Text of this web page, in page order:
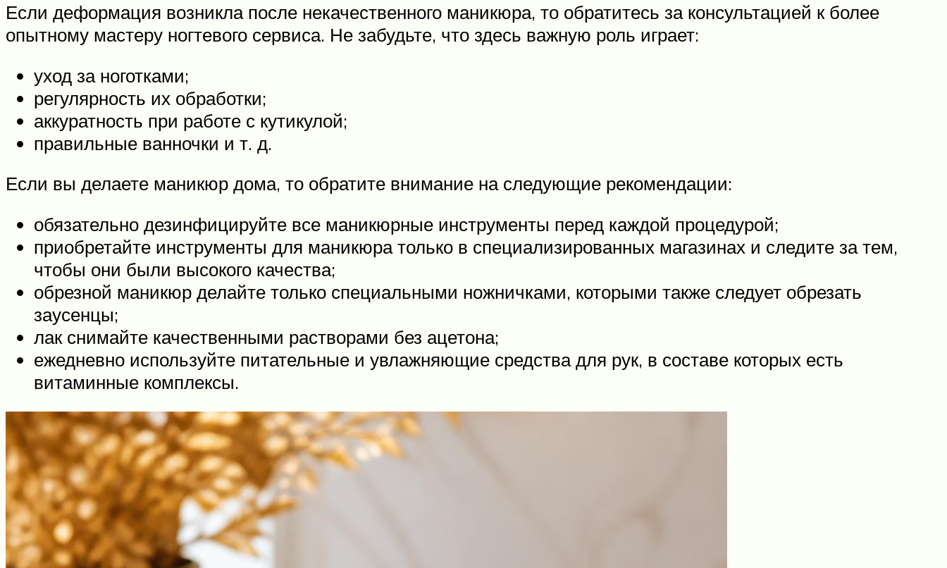
Если деформация возникла после некачественного маникюра, то обратитесь за консультацией к более
опытному мастеру ногтевого сервиса. Не забудьте, что здесь важную роль играет:
уход за ноготками;
регулярность их обработки;
аккуратность при работе с кутикулой;
правильные ванночки и т. д.
Если вы делаете маникюр дома, то обратите внимание на следующие рекомендации:
обязательно дезинфицируйте все маникюрные инструменты перед каждой процедурой;
приобретайте инструменты для маникюра только в специализированных магазинах и следите за тем,
чтобы они были высокого качества;
обрезной маникюр делайте только специальными ножничками, которыми также следует обрезать
заусенцы;
лак снимайте качественными растворами без ацетона;
ежедневно используйте питательные и увлажняющие средства для рук, в составе которых есть
витаминные комплексы.